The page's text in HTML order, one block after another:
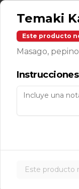
Makis
Temaki
Este producto
Masago,
Este producto